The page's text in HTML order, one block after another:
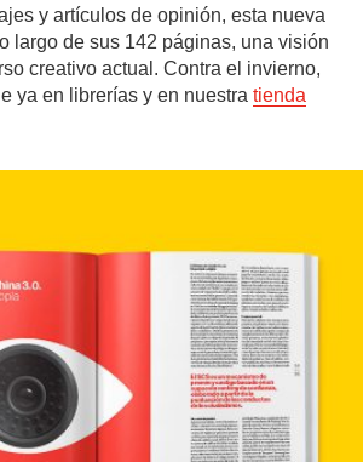
y artículos de opinión, esta nueva
largo de sus 142 páginas, una visión
creativo actual. Contra el invierno,
ya en librerías y en nuestratienda